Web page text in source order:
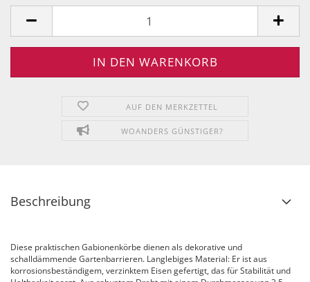
AUF DEN MERKZETTEL
WOANDERS GÜNSTIGER?
Beschreibung
Diese praktischen Gabionenkörbe dienen als dekorative und
schalldämmende Gartenbarrieren. Langlebiges Material: Er ist aus
korrosionsbeständigem, verzinktem Eisen gefertigt, das für Stabilität und